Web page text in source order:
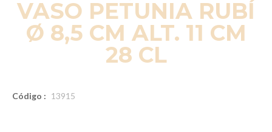
VASO PETUNIA RUBÍ
Ø 8,5 CM ALT. 11 CM
28 CL
Código : 13915